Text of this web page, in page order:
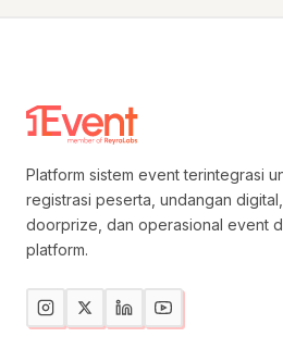
Platform sistem event terintegrasi
registrasi peserta, undangan digital,
doorprize, dan operasional event
platform.